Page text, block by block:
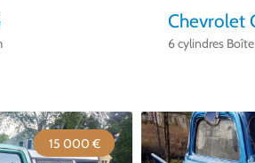
Chevrolet
6 cylindres
15 000 €